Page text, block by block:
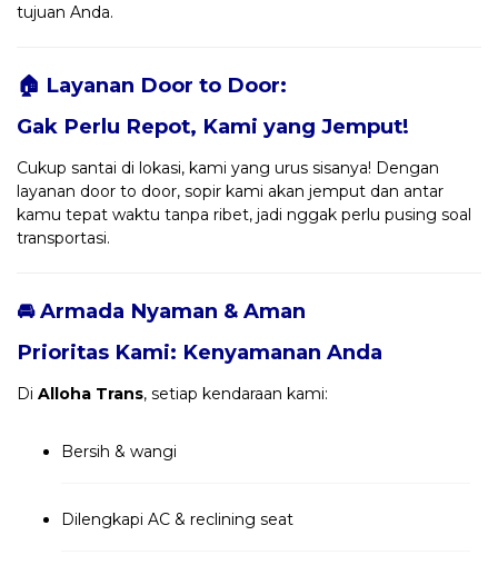
tujuan Anda.
🏠 Layanan Door to Door:
Gak Perlu Repot, Kami yang Jemput!
Cukup santai di lokasi, kami yang urus sisanya! Dengan
layanan door to door, sopir kami akan jemput dan antar
kamu tepat waktu tanpa ribet, jadi nggak perlu pusing soal
transportasi.
🚘 Armada Nyaman & Aman
Prioritas Kami: Kenyamanan Anda
Di Alloha Trans, setiap kendaraan kami:
Bersih & wangi
Dilengkapi AC & reclining seat